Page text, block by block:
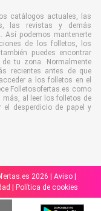
catálogos actuales, las
las revistas y demás
Así podemos mantenerte
de los folletos, los
puedes encontrar
tu zona. Normalmente
recientes antes de que
a los folletos en el
Folletosofertas.es como
al leer los folletos de
el desperdicio de papel y
2026 | Aviso|
Política de cookies